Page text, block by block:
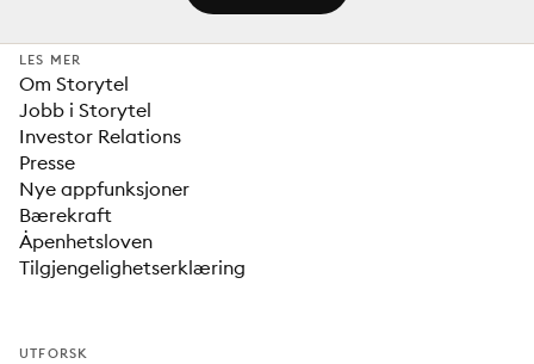
LES MER
Om Storytel
Jobb i Storytel
Investor Relations
Presse
Nye appfunksjoner
Bærekraft
Åpenhetsloven
Tilgjengelighetserklæring
UTFORSK